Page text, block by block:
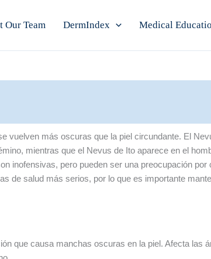
Our Team DermIndex Medical
vuelven más oscuras que la piel circundante. El
mientras que el Nevus de Ito aparece en el
inofensivas, pero pueden ser una preocupación por
de salud más serios, por lo que es importante
que causa manchas oscuras en la piel. Afecta las